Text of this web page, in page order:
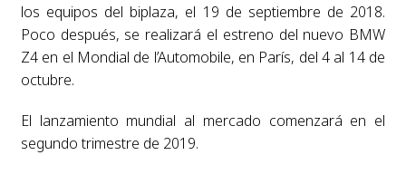
los equipos del biplaza, el 19 de septiembre de 2018.
Poco después, se realizará el estreno del nuevo BMW
Z4 en el Mondial de l’Automobile, en París, del 4 al 14 de
octubre.
El lanzamiento mundial al mercado comenzará en el
segundo trimestre de 2019.